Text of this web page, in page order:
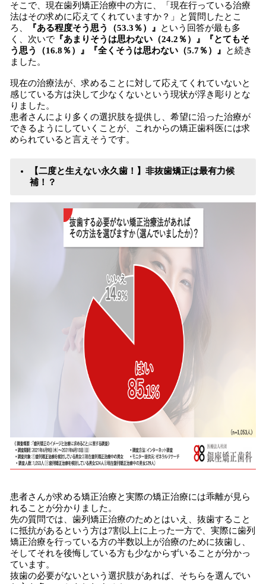
そこで、現在歯列矯正治療中の方に、「現在行っている治療
法はその求めに応えてくれていますか？」と質問したとこ
ろ、
『ある程度そう思う（53.3％）』
という回答が最も多
く、次いで 『あまりそうは思わない（24.2％）』『とてもそ
う思う（16.8％）』『全くそうは思わない（5.7％）』
と続き
ました。
現在の治療法が、求めることに対して応えてくれていないと
感じている方は決して少なくないという現状が浮き彫りとな
りました。
患者さんにより多くの選択肢を提供し、希望に沿った治療が
できるようにしていくことが、これからの矯正歯科医には求
められていると言えそうです。
【二度と生えない永久歯！】非抜歯矯正は最有力候
補！？
患者さんが求める矯正治療と実際の矯正治療には乖離が見ら
れることが分かりました。
先の質問では、歯列矯正治療のためとはいえ、抜歯すること
に抵抗があるという方は7割以上に上った一方で、実際に歯列
矯正治療を行っている方の半数以上が治療のために抜歯し、
そしてそれを後悔している方も少なからずいることが分かっ
ています。
抜歯の必要がないという選択肢があれば、そちらを選んでい